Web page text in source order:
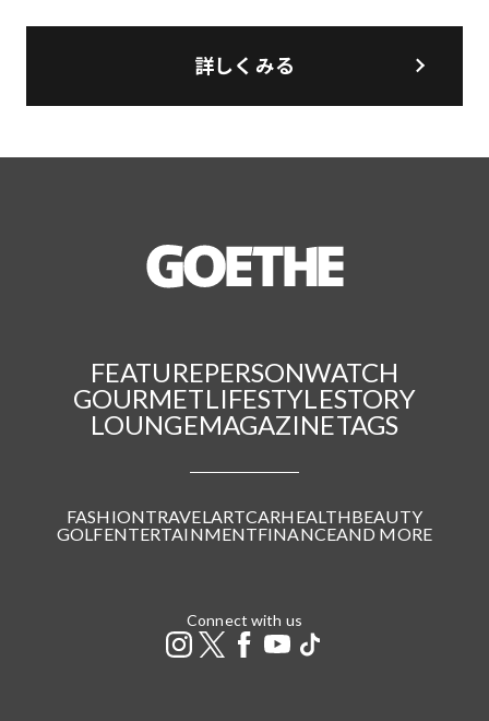
詳しくみる
FEATUREPERSONWATCH
GOURMETLIFESTYLESTORY
LOUNGEMAGAZINETAGS
FASHIONTRAVELARTCARHEALTHBEAUTY
GOLFENTERTAINMENTFINANCEAND MORE
Connect with us